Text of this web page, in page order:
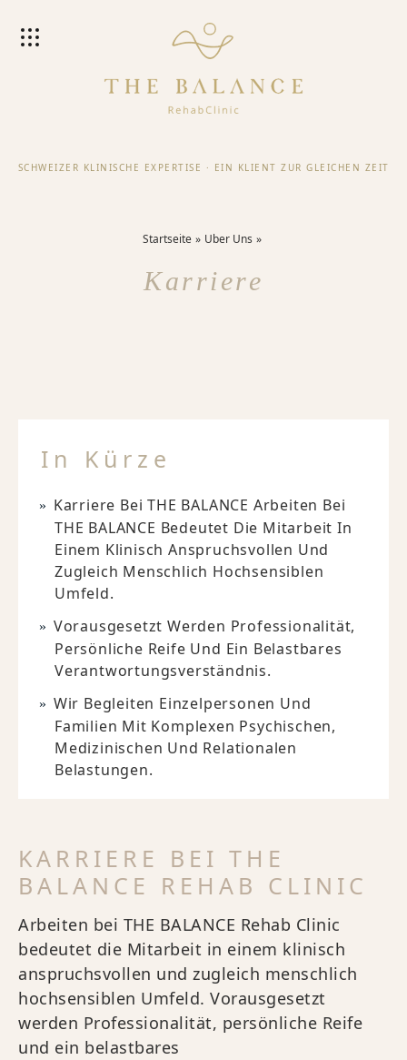
SCHWEIZER KLINISCHE EXPERTISE · EIN KLIENT ZUR GLEICHEN ZEIT
Startseite Uber Uns
Karriere
In Kürze
Karriere Bei THE BALANCE Arbeiten Bei
THE BALANCE Bedeutet Die Mitarbeit In
Einem Klinisch Anspruchsvollen Und
Zugleich Menschlich Hochsensiblen
Umfeld.
Vorausgesetzt Werden Professionalität,
Persönliche Reife Und Ein Belastbares
Verantwortungsverständnis.
Wir Begleiten Einzelpersonen Und
Familien Mit Komplexen Psychischen,
Medizinischen Und Relationalen
Belastungen.
KARRIERE BEI THE
BALANCE REHAB CLINIC
Arbeiten bei THE BALANCE Rehab Clinic
bedeutet die Mitarbeit in einem klinisch
anspruchsvollen und zugleich menschlich
hochsensiblen Umfeld. Vorausgesetzt
werden Professionalität, persönliche Reife
und ein belastbares